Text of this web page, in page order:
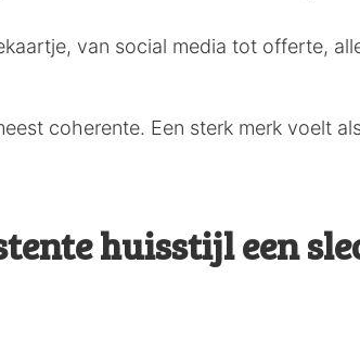
van social media tot offerte,
coherente. Een sterk merk voelt
huisstijl een